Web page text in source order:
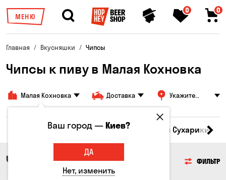
МЕНЮ
0 0
Главная Вкусняшки Чипсы
Чипсы к пиву в Малая Кохновка
Малая Кохновка Доставка
Укажите
Семечки Чипсы Гренки и Сухарики
ЧИПСЫ ФИЛЬТР
Ваш город —Киев?
ДА
Нет, изменить